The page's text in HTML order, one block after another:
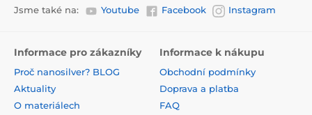
Jsme také na: Youtube Facebook Instagram
Informace pro zákazníky
Proč nanosilver? BLOG
Aktuality
O materiálech
Informace k nákupu
Obchodní podmínky
Doprava a platba
FAQ